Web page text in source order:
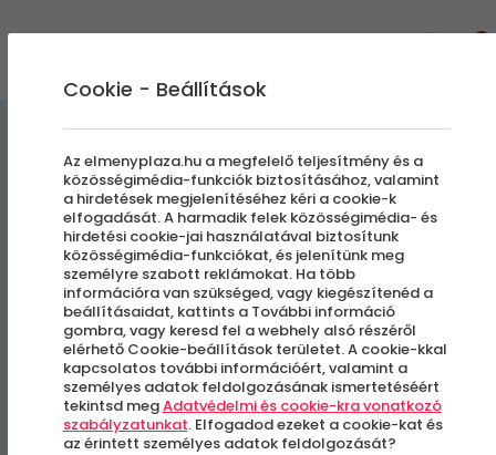
Aphrodite Hotel****
Nyári ajánlat
Zalakaros
Cookie - Beállítások
Az elmenyplaza.hu a megfelelő teljesítmény és a
közösségimédia-funkciók biztosításához, valamint
a hirdetések megjelenítéséhez kéri a cookie-k
elfogadását. A harmadik felek közösségimédia- és
hirdetési cookie-jai használatával biztosítunk
közösségimédia-funkciókat, és jelenítünk meg
személyre szabott reklámokat. Ha több
információra van szükséged, vagy kiegészítenéd a
beállításaidat, kattints a További információ
gombra, vagy keresd fel a webhely alsó részéről
elérhető Cookie-beállítások területet. A cookie-kkal
kapcsolatos további információért, valamint a
személyes adatok feldolgozásának ismertetéséért
tekintsd megAdatvédelmi és cookie-kra vonatkozó
szabályzatunkat. Elfogadod ezeket a cookie-kat és
az érintett személyes adatok feldolgozását?